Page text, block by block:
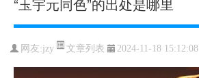
“玉宇元同色”的出处是哪里
网友:jzy 文章列表 2024-11-18 15:12:08